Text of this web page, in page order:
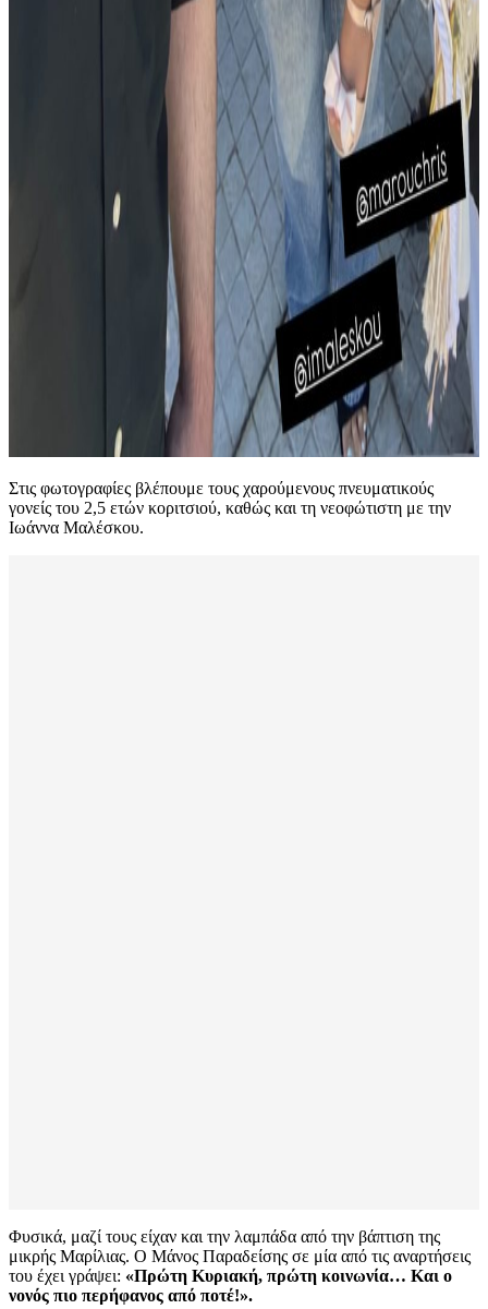
Στις φωτογραφίες βλέπουμε τους χαρούμενους πνευματικούς
γονείς του 2,5 ετών κοριτσιού, καθώς και τη νεοφώτιστη με την
Ιωάννα Μαλέσκου.
Φυσικά, μαζί τους είχαν και την λαμπάδα από την βάπτιση της
μικρής Μαρίλιας. Ο Μάνος Παραδείσης σε μία από τις αναρτήσεις
του έχει γράψει: «Πρώτη Κυριακή, πρώτη κοινωνία… Και ο
νονός πιο περήφανος από ποτέ!».